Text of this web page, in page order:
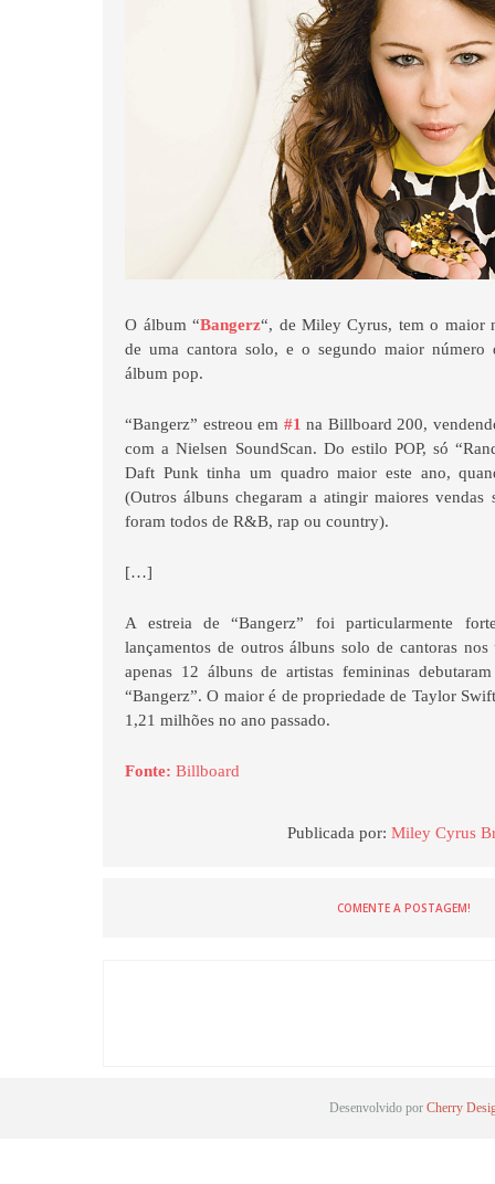
O álbum “Bangerz“, de Miley Cyrus, tem o maior
de uma cantora solo, e o segundo maior número
álbum pop.
“Bangerz” estreou em #1 na Billboard 200,
com a Nielsen SoundScan. Do estilo POP, só
Daft Punk tinha um quadro maior este ano,
(Outros álbuns chegaram a atingir maiores vendas
foram todos de R&B, rap ou country).
[…]
A estreia de “Bangerz” foi particularmente
lançamentos de outros álbuns solo de cantoras
apenas 12 álbuns de artistas femininas
“Bangerz”. O maior é de propriedade de Taylor
1,21 milhões no ano passado.
Fonte: Billboard
Publicada por:Miley Cyrus
COMENTE A POSTAGEM!
Desenvolvido por Cherry